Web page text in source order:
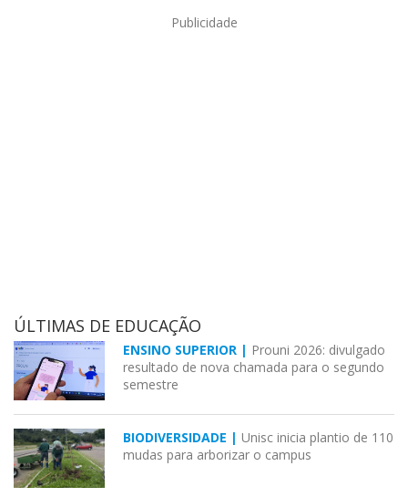
Publicidade
ÚLTIMAS DE EDUCAÇÃO
ENSINO SUPERIOR | Prouni 2026: divulgado
resultado de nova chamada para o segundo
semestre
BIODIVERSIDADE | Unisc inicia plantio de 110
mudas para arborizar o campus